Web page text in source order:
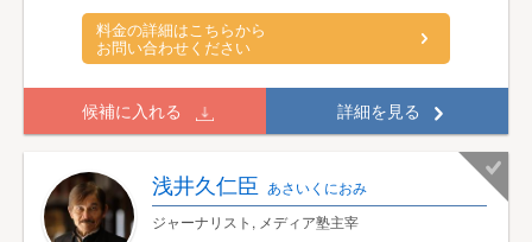
料金の詳細はこちらから
お問い合わせください
候補に入れる 詳細を見る
浅井久仁臣 あさいくにおみ
ジャーナリスト, メディア塾主宰